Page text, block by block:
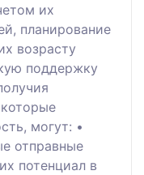
их
планирование
возрасту
поддержку
могут: •
отправные
потенциал в